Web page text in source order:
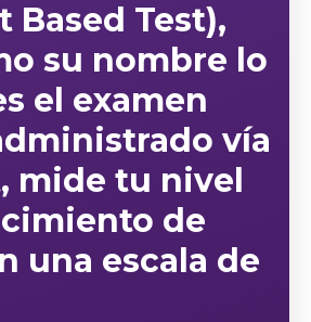
Based Test),
su nombre lo
el examen
vía
mide tu nivel
de
una escala de